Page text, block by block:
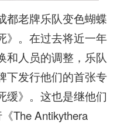
都老牌乐队变色蝴蝶
》。在过去将近一年
和人员的调整，乐队
下发行他们的首张专
缓》。这也是继他们
The Antikythera